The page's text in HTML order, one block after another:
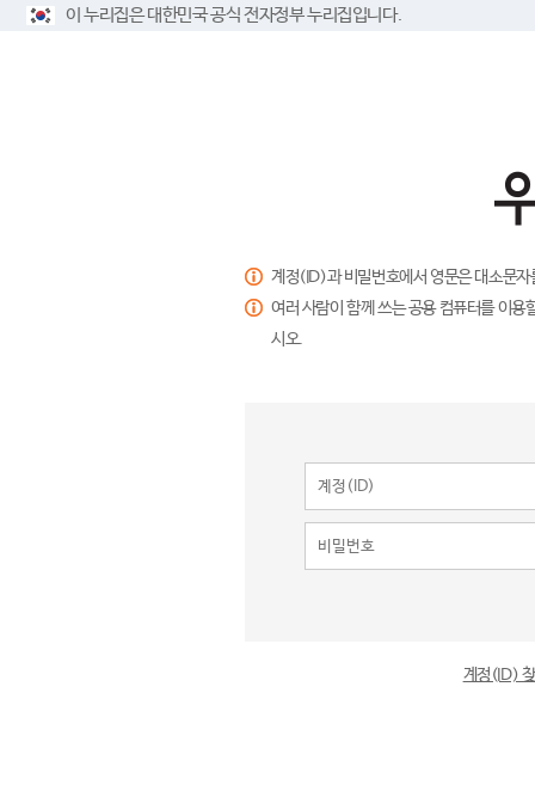
이 누리집은 대한민국 공식 전자정부 누리집입니다.
계정(ID)과 비밀번호에서 영문은 대소문
여러 사람이 함께 쓰는 공용 컴퓨터를 이
시오.
계정(ID)